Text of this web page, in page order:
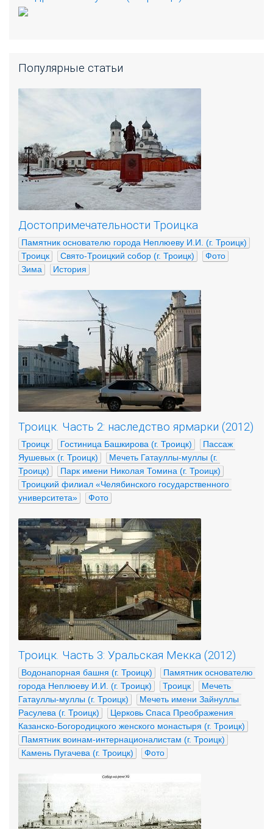
Популярные статьи
Достопримечательности Троицка
Памятник основателю города Неплюеву И.И. (г. Троицк)
Троицк
Свято-Троицкий собор (г. Троицк)
Фото
Зима
История
Троицк. Часть 2: наследство ярмарки (2012)
Троицк Гостиница Башкирова (г. Троицк)
Пассаж
Яушевых (г. Троицк)
Мечеть Гатауллы-муллы (г.
Троицк)
Парк имени Николая Томина (г. Троицк)
Троицкий филиал «Челябинского государственного
университета»
Фото
Троицк. Часть 3: Уральская Мекка (2012)
Водонапорная башня (г. Троицк)
Памятник основателю
города Неплюеву И.И. (г. Троицк)
Троицк
Мечеть
Гатауллы-муллы (г. Троицк)
Мечеть имени Зайнуллы
Расулева (г. Троицк)
Церковь Спаса Преображения
Казанско-Богородицкого женского монастыря (г. Троицк)
Памятник воинам-интернационалистам (г. Троицк)
Камень Пугачева (г. Троицк)
Фото